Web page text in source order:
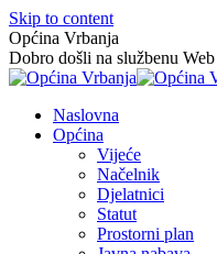
Skip to content
Općina Vrbanja
Dobro došli na službenu
Naslovna
Općina
Vijeće
Načelnik
Djelatnici
Statut
Prostorni plan